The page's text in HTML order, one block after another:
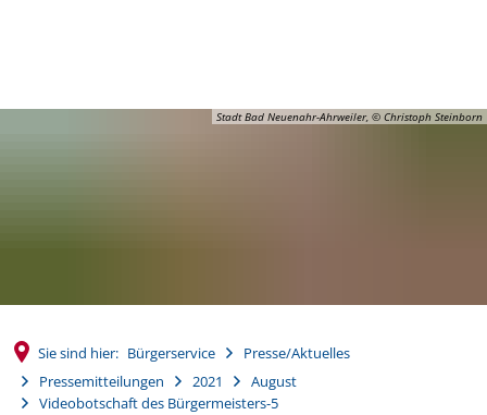
Stadt Bad Neuenahr-Ahrweiler, © Christoph Steinborn
Sie sind hier: Bürgerservice
Presse/Aktuelles
Pressemitteilungen
2021
August
Videobotschaft des Bürgermeisters-5